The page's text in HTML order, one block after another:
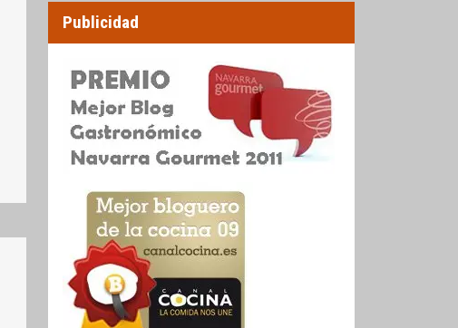
Publicidad